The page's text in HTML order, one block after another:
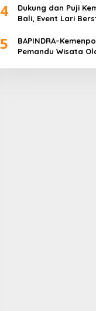
4
Dukung dan Puji
Bali, Event Lari
5
Pemandu Wisata